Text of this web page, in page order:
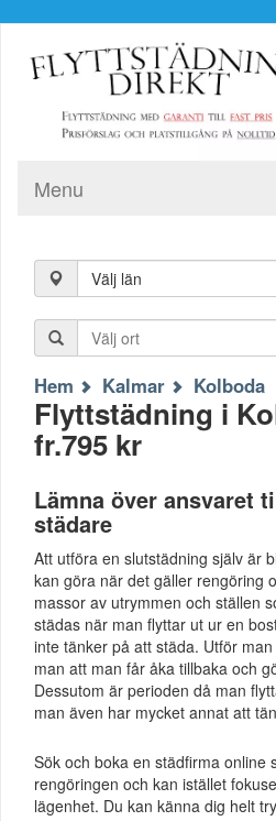
Menu
Välj län
Hem Kalmar Kolboda
Flyttstädning i
fr.795 kr
Lämna över ansvaret
städare
Att utföra en slutstädning själv är
kan göra när det gäller rengöring
massor av utrymmen och ställen
städas när man flyttar ut ur en
inte tänker på att städa. Utför
man att man får åka tillbaka och
Dessutom är perioden då man
man även har mycket annat att
Sök och boka en städfirma online
rengöringen och kan istället
lägenhet. Du kan känna dig helt